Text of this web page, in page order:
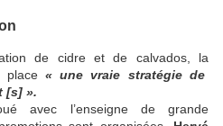
de cidre et de calvados, la
place « une vraie stratégie de
[s] ».
avec l’enseigne de grande